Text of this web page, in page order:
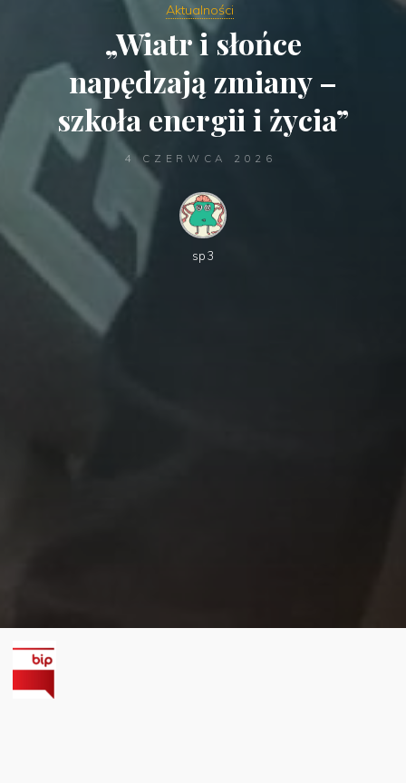
Aktualności
„Wiatr i słońce
napędzają zmiany –
szkoła energii i życia”
4 CZERWCA 2026
sp3